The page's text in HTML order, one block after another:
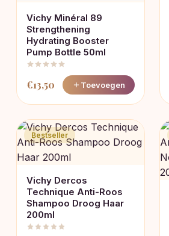
Vichy Minéral 89
Strengthening
Hydrating Booster
Pump Bottle 50ml
€13,50 Toevoegen
Bestseller
Vichy Dercos
Technique Anti-Roos
Shampoo Droog Haar
200ml